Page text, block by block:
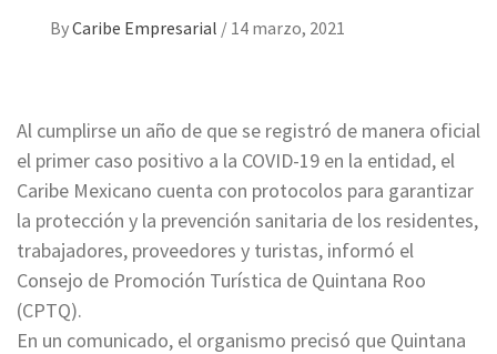
ByCaribe Empresarial / 14 marzo, 2021
Al cumplirse un año de que se registró de manera oficial
el primer caso positivo a la COVID-19 en la entidad, el
Caribe Mexicano cuenta con protocolos para garantizar
la protección y la prevención sanitaria de los residentes,
trabajadores, proveedores y turistas, informó el
Consejo de Promoción Turística de Quintana Roo
(CPTQ).
En un comunicado, el organismo precisó que Quintana